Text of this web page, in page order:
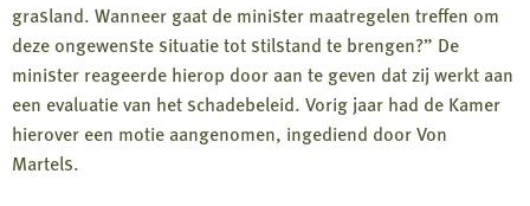
grasland. Wanneer gaat de minister maatregelen treffen om
deze ongewenste situatie tot stilstand te brengen?” De
minister reageerde hierop door aan te geven dat zij werkt aan
een evaluatie van het schadebeleid. Vorig jaar had de Kamer
hierover een motie aangenomen, ingediend door Von
Martels.